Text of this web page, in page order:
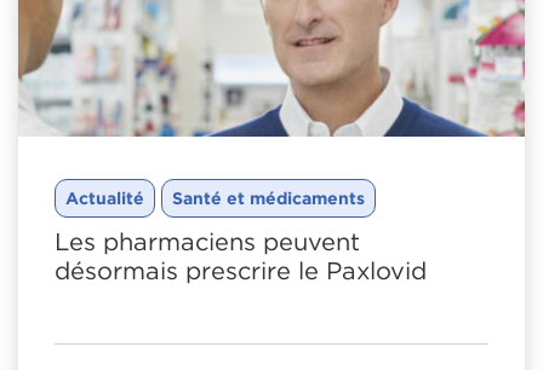
Actualité Santé et médicaments
Les pharmaciens peuvent
désormais prescrire le Paxlovid